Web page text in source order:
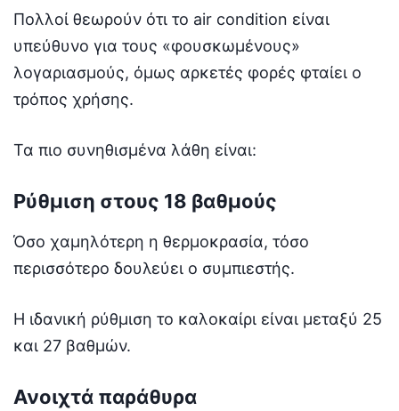
Πολλοί θεωρούν ότι το air condition είναι
υπεύθυνο για τους «φουσκωμένους»
λογαριασμούς, όμως αρκετές φορές φταίει ο
τρόπος χρήσης.
Τα πιο συνηθισμένα λάθη είναι:
Ρύθμιση στους 18 βαθμούς
Όσο χαμηλότερη η θερμοκρασία, τόσο
περισσότερο δουλεύει ο συμπιεστής.
Η ιδανική ρύθμιση το καλοκαίρι είναι μεταξύ 25
και 27 βαθμών.
Ανοιχτά παράθυρα